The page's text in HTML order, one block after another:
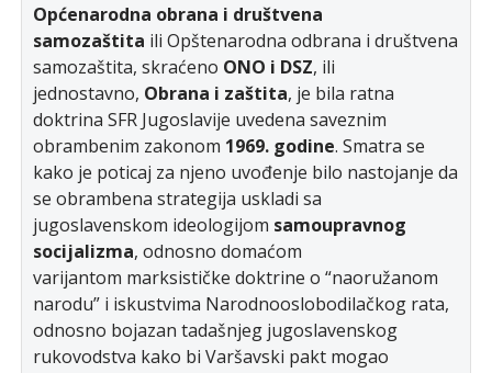
Općenarodna obrana i društvena
samozaštita ili Opštenarodna odbrana i društvena
samozaštita, skraćeno ONO i DSZ, ili
jednostavno, Obrana i zaštita, je bila ratna
doktrina SFR Jugoslavije uvedena saveznim
obrambenim zakonom 1969. godine. Smatra se
kako je poticaj za njeno uvođenje bilo nastojanje da
se obrambena strategija uskladi sa
jugoslavenskom ideologijom samoupravnog
socijalizma, odnosno domaćom
varijantom marksističke doktrine o “naoružanom
narodu” i iskustvima Narodnooslobodilačkog rata,
odnosno bojazan tadašnjeg jugoslavenskog
rukovodstva kako bi Varšavski pakt mogao